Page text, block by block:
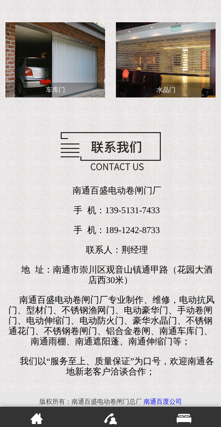
车库门 水晶门
南通百盛电动卷闸门厂
手 机：139-5131-7433
手 机：189-1242-8733
联系人：荆经理
地 址：南通市崇川区观音山镇通甲路（花园大酒
店西30米）
南通百盛电动卷闸门厂专业制作、维修，电动抗风
门、型材门、不锈钢渔网门、电动豪华门、手动卷闸
门、电动伸缩门、电动防火门、豪华水晶门、不锈钢
通花门、不锈钢卷闸门、铝合金卷闸、南通车库门、
南通雨棚、南通遮阳蓬、南通伸缩门等；
我们以“服务至上、质量保证”为口号，欢迎南通各
地新老客户洽谈合作；
版权所有：南通百盛电动卷闸门总厂 南通百度公司